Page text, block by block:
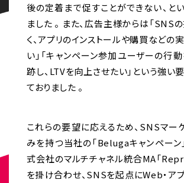
後の定着まで促すことができない、と
ました 。 また、広告主様からは「SNS
く、アプリのインストールや購買などの
い」「キャンペーン参加ユーザーの行
跡し、LTVを向上させたい」という強い
ておりました 。
これらの要望に応えるため、SNSマー
みを持つ当社の「Belugaキャンペーン
式会社のマルチチャネル統合MA「
を掛け合わせ、SNSを起点にWeb・ア